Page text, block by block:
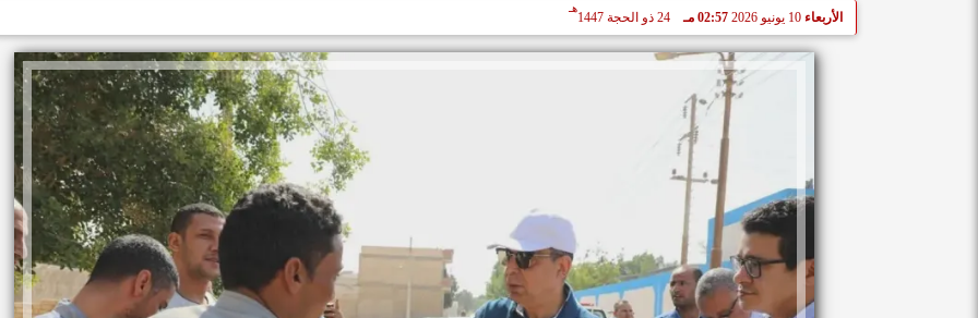
الأربعاء 10 يونيو 2026 02:57 مـ 24 ذو الحجة 1447
هـ